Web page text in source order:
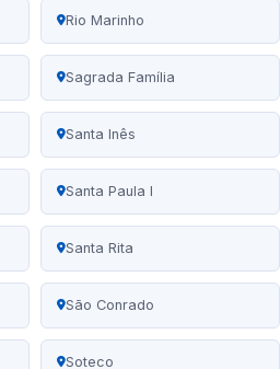
Rio Marinho
Sagrada Família
Santa Inês
Santa Paula I
Santa Rita
São Conrado
Soteco